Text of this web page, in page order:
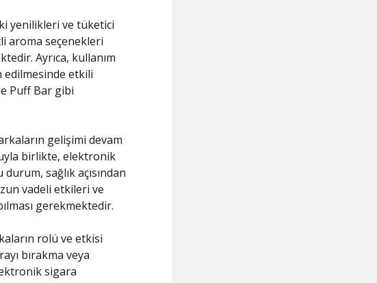
yenilikleri ve tüketici
aroma seçenekleri
Ayrıca, kullanım
edilmesinde etkili
Puff Bar gibi
gelişimi devam
birlikte, elektronik
sağlık açısından
vadeli etkileri ve
gerekmektedir.
rolü ve etkisi
bırakma veya
sigara